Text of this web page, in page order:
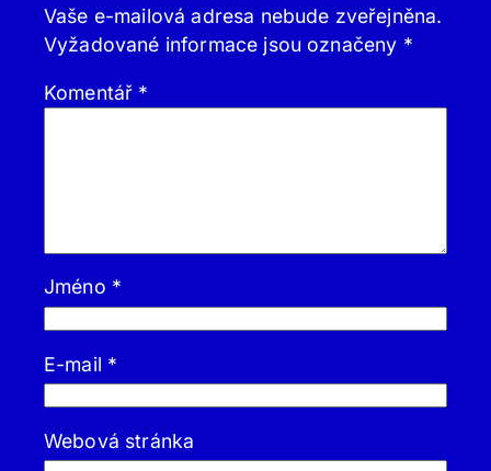
Vaše e-mailová adresa nebude zveřejněna.
Vyžadované informace jsou označeny *
Komentář *
Jméno *
E-mail *
Webová stránka